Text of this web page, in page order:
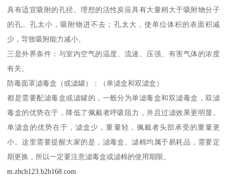
具有适宜吸附的孔径。理想的活性炭应具有大量稍大于吸附物分子
的孔。孔太小，吸附物进不去；孔太大，使单位体积的表面积减
少，导致吸附能力减小。
三是外界条件：与室内空气的温度、流速、压强、有害气体的浓度
有关。
防毒面罩滤毒盒（或滤罐）：（单滤盒和双滤盒）
都是需要配滤毒盒或滤罐的，一般分为单滤毒盒和双滤毒盒，双滤
毒盒的优势在于，降低了佩戴者呼吸阻力，并且过滤效果更明显。
单滤盒的优势在于，滤盒少，重量轻，佩戴者头部承受的重量更
小。这里需要提醒大家的是，滤毒盒、滤棉均属于易耗品，需要定
期更换，所以一定要注意滤毒盒或滤棉的使用期限。
m.zhch123.b2b168.com